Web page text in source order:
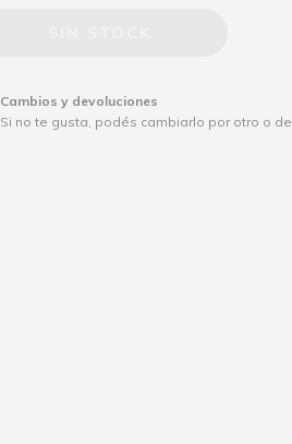
Cambios y devoluciones
Si no te gusta, podés cambiarlo por otro o